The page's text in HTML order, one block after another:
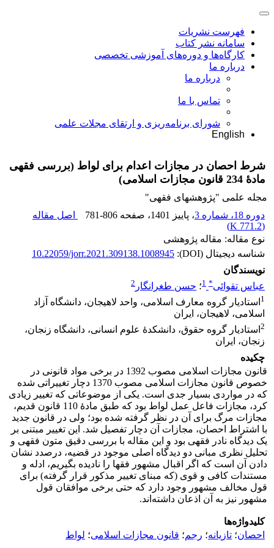
فهرست نشریات
سامانه نشر کتاب
کارگاه‌ها و دوره‌های آموزشی تخصصی
درباره ما
درباره ما
تماس با ما
شورای برنامه‌ریزی و ارتقای مجلات علمی
English
شرط احصان در مجازات اعدام برای لواط (بررسی فقهی
مادۀ 234 قانون مجازات اسلامی)
مجله علمی "پژوهشهای فقهی"
دوره 18، شماره 3
، پاییز 1401 ، صفحه 781-806
اصل مقاله
(
771.2 K
)
نوع مقاله: مقاله پژوهشی
شناسه دیجیتال (DOI):
10.22059/jorr.2021.309138.1008945
نویسندگان
عباس تقوائی*
1؛ حسن طغرانگار 2
1 استادیار گروه معارف اسلامی، واحد لاهیجان، دانشگاه آزاد
اسلامی، لاهیجان، ایران
2 استادیار گروه حقوق، دانشکدۀ علوم انسانی، دانشگاه زنجان،
زنجان، ایران
چکیده
قانون مجازات اسلامی مصوب 1392 در برخی مواد قانونی در
خصوص قانون مجازات اسلامی مصوب 1370 دچار تغییراتی شده
که در مواردی بسیار جدی است. یکی از موضوعاتی که تغییر زیادی
کرد، مجازات فاعل عمل لواط بود که طبق مادۀ 110 قانون قدیم،
مجازات مرگ برای آن در نظر گرفته شده بود؛ ولی در قانون جدید
با اشتراط احصان، مجازات آن دچار تفصیل شد. این تغییر مبتنی بر
یک دیدگاه نادر فقهی بود و این مقاله با بررسی دقیق متون فقهی و
تحلیل نظری مبانی دو دیدگاه اصلی موجود در قضیه، درصدد نشان
دادن آن است که اگر اقبال مشهور فقها را نادیده بگیریم، ادله و
مستندات کافی و قوی (که مبنای تغییر مذکور قرار گرفته) برای
قول مخالف مشهور وجود دارد که حتی برخی موافقان قول
مشهور نیز به آن اذعان داشته‌اند.
کلیدواژه‌ها
احصان؛ تازیانه؛ رجم؛ قانون مجازات اسلامی؛ لواط